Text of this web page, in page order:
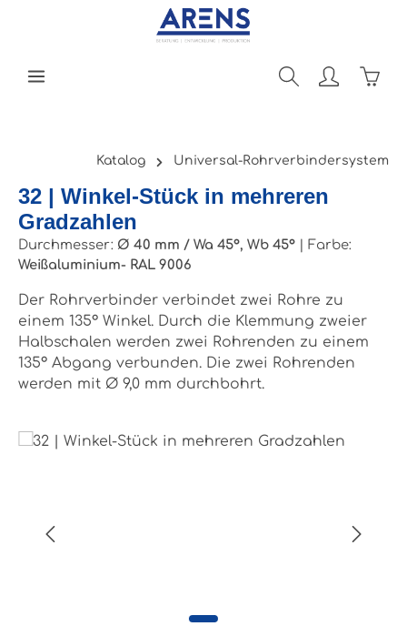
Zum Hauptinhalt springen
Katalog Universal-Rohrverbindersystem
32 | Winkel-Stück in mehreren
Gradzahlen
Durchmesser: Ø 40 mm / Wa 45°, Wb 45°
Farbe:
Weißaluminium- RAL 9006
Der Rohrverbinder verbindet zwei Rohre zu
einem 135° Winkel. Durch die Klemmung zweier
Halbschalen werden zwei Rohrenden zu einem
135° Abgang verbunden. Die zwei Rohrenden
werden mit Ø 9,0 mm durchbohrt.
Bildergalerie überspringen